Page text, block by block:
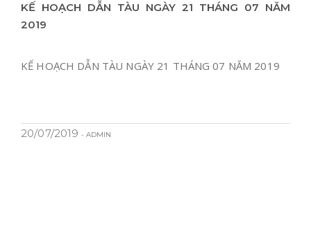
KẾ HOẠCH DẪN TÀU NGÀY 21 THÁNG 07 NĂM
2019
KẾ HOẠCH DẪN TÀU NGÀY 21 THÁNG 07 NĂM 2019
20/07/2019 - ADMIN